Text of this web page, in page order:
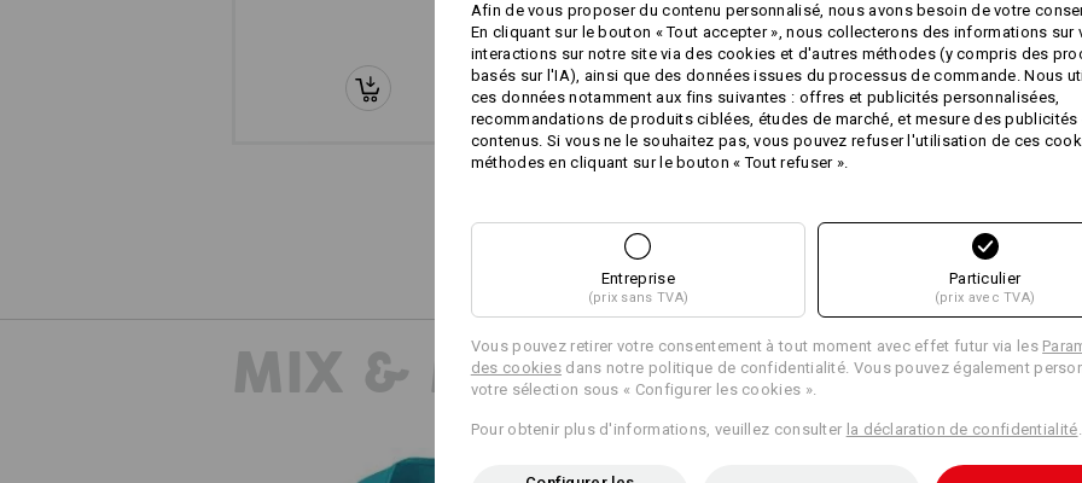
+1 autre caractéristique
MIX & MATCH
Afin de vous proposer du contenu personnalisé, nous avons besoin de votre
En cliquant sur le bouton « Tout accepter », nous collecterons des informations sur
interactions sur notre site via des cookies et d'autres méthodes (y compris des
basés sur l'IA), ainsi que des données issues du processus de commande. Nous
ces données notamment aux fins suivantes : offres et publicités personnalisées,
recommandations de produits ciblées, études de marché, et mesure des publicités
contenus. Si vous ne le souhaitez pas, vous pouvez refuser l'utilisation de ces
méthodes en cliquant sur le bouton « Tout refuser ».
Entreprise
(prix sans TVA)
Particulier
(prix avec TVA)
Vous pouvez retirer votre consentement à tout moment avec effet futur via les
des cookies dans notre politique de confidentialité. Vous pouvez également
votre sélection sous « Configurer les cookies ».
Pour obtenir plus d'informations, veuillez consulter la déclaration de confidentialité.